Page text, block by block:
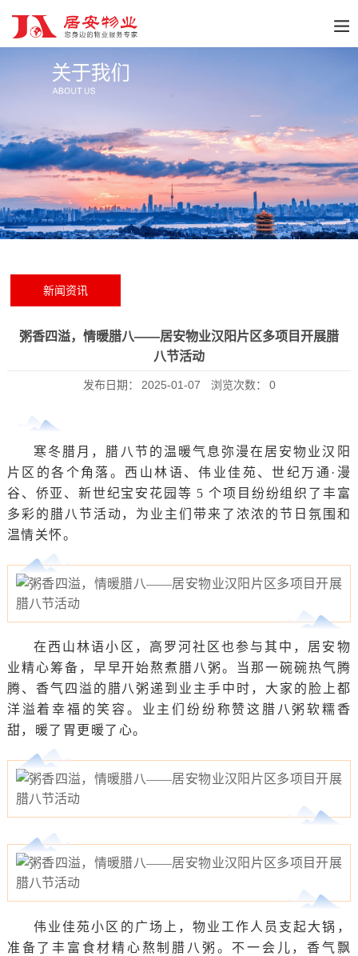
新闻资讯
粥香四溢，情暖腊八——居安物业汉阳片区多项目开展腊
八节活动
发布日期： 2025-01-07 浏览次数： 0
寒冬腊月，腊八节的温暖气息弥漫在居安物业汉阳
片区的各个角落。西山林语、伟业佳苑、世纪万通·漫
谷、侨亚、新世纪宝安花园等 5 个项目纷纷组织了丰富
多彩的腊八节活动，为业主们带来了浓浓的节日氛围和
温情关怀。
在西山林语小区，高罗河社区也参与其中，居安物
业精心筹备，早早开始熬煮腊八粥。当那一碗碗热气腾
腾、香气四溢的腊八粥递到业主手中时，大家的脸上都
洋溢着幸福的笑容。业主们纷纷称赞这腊八粥软糯香
甜，暖了胃更暖了心。
伟业佳苑小区的广场上，物业工作人员支起大锅，
准备了丰富食材精心熬制腊八粥。不一会儿，香气飘